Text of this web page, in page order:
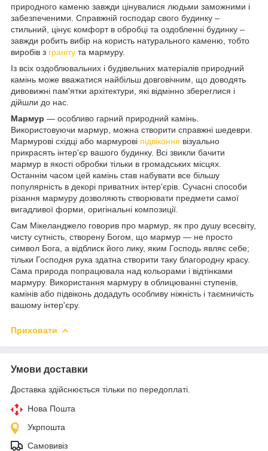
природного каменю завжди цінувалися людьми заможними і
забезпеченими. Справжній господар свого будинку –
стильний, цінує комфорт в обробці та оздобленні будинку –
завжди робить вибір на користь натурального каменю, тобто
виробів з граніту та мармуру.
Із всіх оздоблювальних і будівельних матеріалів природний
камінь може вважатися найбільш довговічним, що доводять
дивовижні пам'ятки архітектури, які відмінно збереглися і
дійшли до нас.
Мармур — особливо гарний природний камінь.
Використовуючи мармур, можна створити справжні шедеври.
Мармурові східці або мармурові підвіконня візуально
прикрасять інтер'єр вашого будинку. Всі звикли бачити
мармур в якості обробки тільки в громадських місцях.
Останнім часом цей камінь став набувати все більшу
популярність в декорі приватних інтер'єрів. Сучасні способи
різання мармуру дозволяють створювати предмети самої
вигадливої форми, оригінальні композиції.
Сам Мікеланджело говорив про мармур, як про душу всесвіту,
чисту сутність, створену Богом, що мармур — не просто
символ Бога, а відблиск його лику, яким Господь являє себе;
тільки Господня рука здатна створити таку благородну красу.
Сама природа попрацювала над кольорами і відтінками
мармуру. Використання мармуру в облицюванні ступенів,
камінів або підвіконь додадуть особливу ніжність і таємничість
вашому інтер'єру.
Приховати
Умови доставки
Доставка здійснюється тільки по передоплаті.
Нова Пошта
Укрпошта
Самовивіз